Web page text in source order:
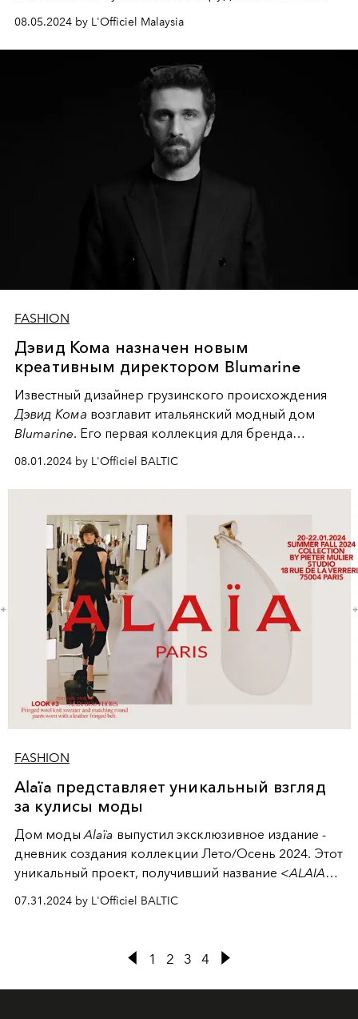
коллекция элегантных и экологичных сумок. Мы
побеседовали с Эмбер о новой линейке, ее
взглядах на устойчивое развитие в моде и
воспоминаниях о легендарном
08.05.2024 by L'Officiel Malaysia
FASHION
Дэвид Кома назначен новым
креативным директором Blumarine
Известный дизайнер грузинского происхождения
Дэвид Кома возглавит итальянский модный дом
Blumarine. Его первая коллекция для бренда
ожидается в сезоне Pre-Fall 2025.
08.01.2024 by L'Officiel BALTIC
FASHION
Alaïa представляет уникальный взгляд
за кулисы моды
Дом модыAlaïa выпустил эксклюзивное издание -
дневник создания коллекции Лето/Осень 2024. Этот
уникальный проект, получивший название <ALAIA
, показывает процесс рождения новой
коллекции и позволяет прикоснуться к тайнам
07.31.2024 by L'Officiel BALTIC
1 2 3 4